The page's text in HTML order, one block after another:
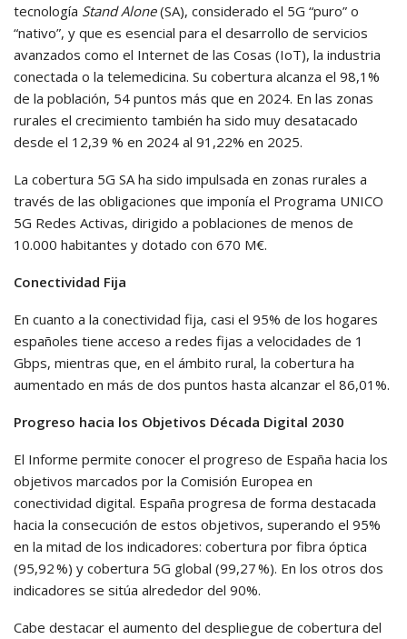
tecnología Stand Alone(SA), considerado el 5G “puro” o
“nativo”, y que es esencial para el desarrollo de servicios
avanzados como el Internet de las Cosas (IoT), la industria
conectada o la telemedicina. Su cobertura alcanza el 98,1%
de la población, 54 puntos más que en 2024. En las zonas
rurales el crecimiento también ha sido muy desatacado
desde el 12,39 % en 2024 al 91,22% en 2025.
La cobertura 5G SA ha sido impulsada en zonas rurales a
través de las obligaciones que imponía el Programa UNICO
5G Redes Activas, dirigido a poblaciones de menos de
10.000 habitantes y dotado con 670 M€.
Conectividad Fija
En cuanto a la conectividad fija, casi el 95% de los hogares
españoles tiene acceso a redes fijas a velocidades de 1
Gbps, mientras que, en el ámbito rural, la cobertura ha
aumentado en más de dos puntos hasta alcanzar el 86,01%.
Progreso hacia los Objetivos Década Digital 2030
El Informe permite conocer el progreso de España hacia los
objetivos marcados por la Comisión Europea en
conectividad digital. España progresa de forma destacada
hacia la consecución de estos objetivos, superando el 95%
en la mitad de los indicadores: cobertura por fibra óptica
(95,92 %) y cobertura 5G global (99,27 %). En los otros dos
indicadores se sitúa alrededor del 90%.
Cabe destacar el aumento del despliegue de cobertura del